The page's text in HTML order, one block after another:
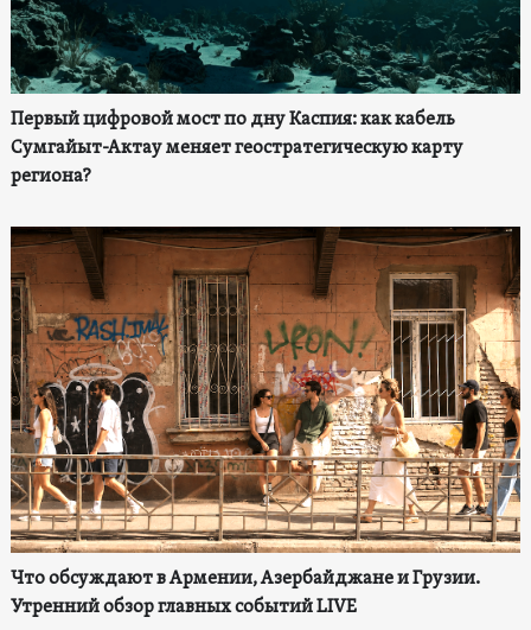
Первый цифровой мост по дну Каспия: как кабель
Сумгайыт-Актау меняет геостратегическую карту
региона?
Что обсуждают в Армении, Азербайджане и Грузии.
Утренний обзор главных событий LIVE